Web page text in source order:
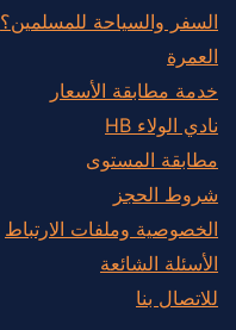
السفر والسياحة للمسلمين؟
العمرة
خدمة مطابقة الأسعار
نادي الولاء HB
مطابقة المستوى
شروط الحجز
الخصوصية وملفات الارتباط
الأسئلة الشائعة
للاتصال بنا